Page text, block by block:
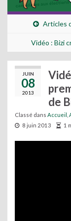
Articles
Vidéo : Bizi
JUIN
08
2013
de
Classé dans Accueil
8 juin 2013
1